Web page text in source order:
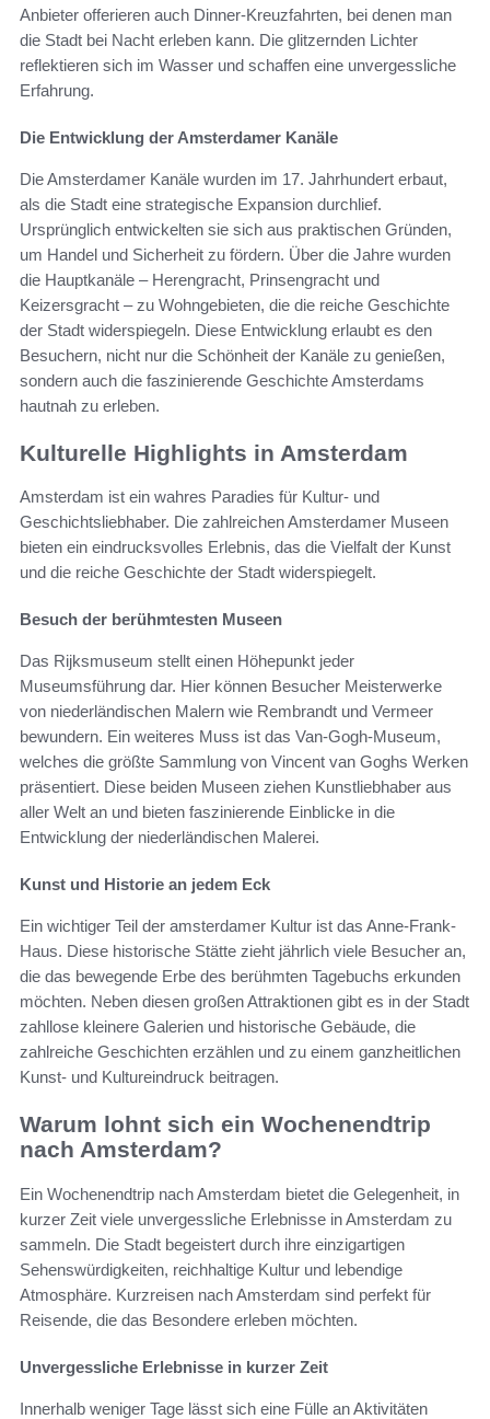
Anbieter offerieren auch Dinner-Kreuzfahrten, bei denen man
die Stadt bei Nacht erleben kann. Die glitzernden Lichter
reflektieren sich im Wasser und schaffen eine unvergessliche
Erfahrung.
Die Entwicklung der Amsterdamer Kanäle
Die Amsterdamer Kanäle wurden im 17. Jahrhundert erbaut,
als die Stadt eine strategische Expansion durchlief.
Ursprünglich entwickelten sie sich aus praktischen Gründen,
um Handel und Sicherheit zu fördern. Über die Jahre wurden
die Hauptkanäle – Herengracht, Prinsengracht und
Keizersgracht – zu Wohngebieten, die die reiche Geschichte
der Stadt widerspiegeln. Diese Entwicklung erlaubt es den
Besuchern, nicht nur die Schönheit der Kanäle zu genießen,
sondern auch die faszinierende Geschichte Amsterdams
hautnah zu erleben.
Kulturelle Highlights in Amsterdam
Amsterdam ist ein wahres Paradies für Kultur- und
Geschichtsliebhaber. Die zahlreichen Amsterdamer Museen
bieten ein eindrucksvolles Erlebnis, das die Vielfalt der Kunst
und die reiche Geschichte der Stadt widerspiegelt.
Besuch der berühmtesten Museen
Das Rijksmuseum stellt einen Höhepunkt jeder
Museumsführung dar. Hier können Besucher Meisterwerke
von niederländischen Malern wie Rembrandt und Vermeer
bewundern. Ein weiteres Muss ist das Van-Gogh-Museum,
welches die größte Sammlung von Vincent van Goghs Werken
präsentiert. Diese beiden Museen ziehen Kunstliebhaber aus
aller Welt an und bieten faszinierende Einblicke in die
Entwicklung der niederländischen Malerei.
Kunst und Historie an jedem Eck
Ein wichtiger Teil der amsterdamer Kultur ist das Anne-Frank-
Haus. Diese historische Stätte zieht jährlich viele Besucher an,
die das bewegende Erbe des berühmten Tagebuchs erkunden
möchten. Neben diesen großen Attraktionen gibt es in der Stadt
zahllose kleinere Galerien und historische Gebäude, die
zahlreiche Geschichten erzählen und zu einem ganzheitlichen
Kunst- und Kultureindruck beitragen.
Warum lohnt sich ein Wochenendtrip
nach Amsterdam?
Ein Wochenendtrip nach Amsterdam bietet die Gelegenheit, in
kurzer Zeit viele unvergessliche Erlebnisse in Amsterdam zu
sammeln. Die Stadt begeistert durch ihre einzigartigen
Sehenswürdigkeiten, reichhaltige Kultur und lebendige
Atmosphäre. Kurzreisen nach Amsterdam sind perfekt für
Reisende, die das Besondere erleben möchten.
Unvergessliche Erlebnisse in kurzer Zeit
Innerhalb weniger Tage lässt sich eine Fülle an Aktivitäten